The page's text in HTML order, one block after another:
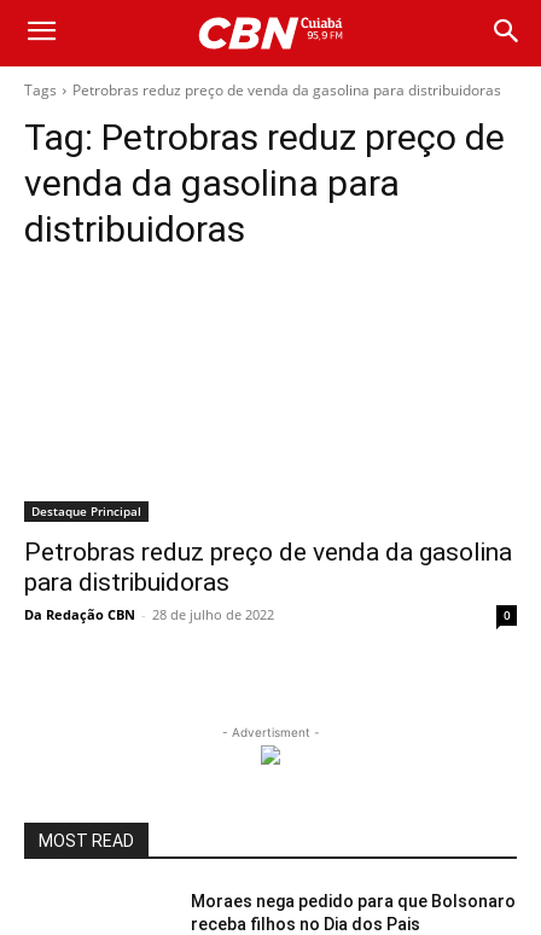
Tags Petrobras reduz preço de venda da gasolina para distribuidoras
Tag: Petrobras reduz preço de
venda da gasolina para
distribuidoras
Destaque Principal
Petrobras reduz preço de venda da gasolina
para distribuidoras
Da Redação CBN - 28 de julho de 2022 0
- Advertisment -
MOST READ
Moraes nega pedido para que Bolsonaro
receba filhos no Dia dos Pais